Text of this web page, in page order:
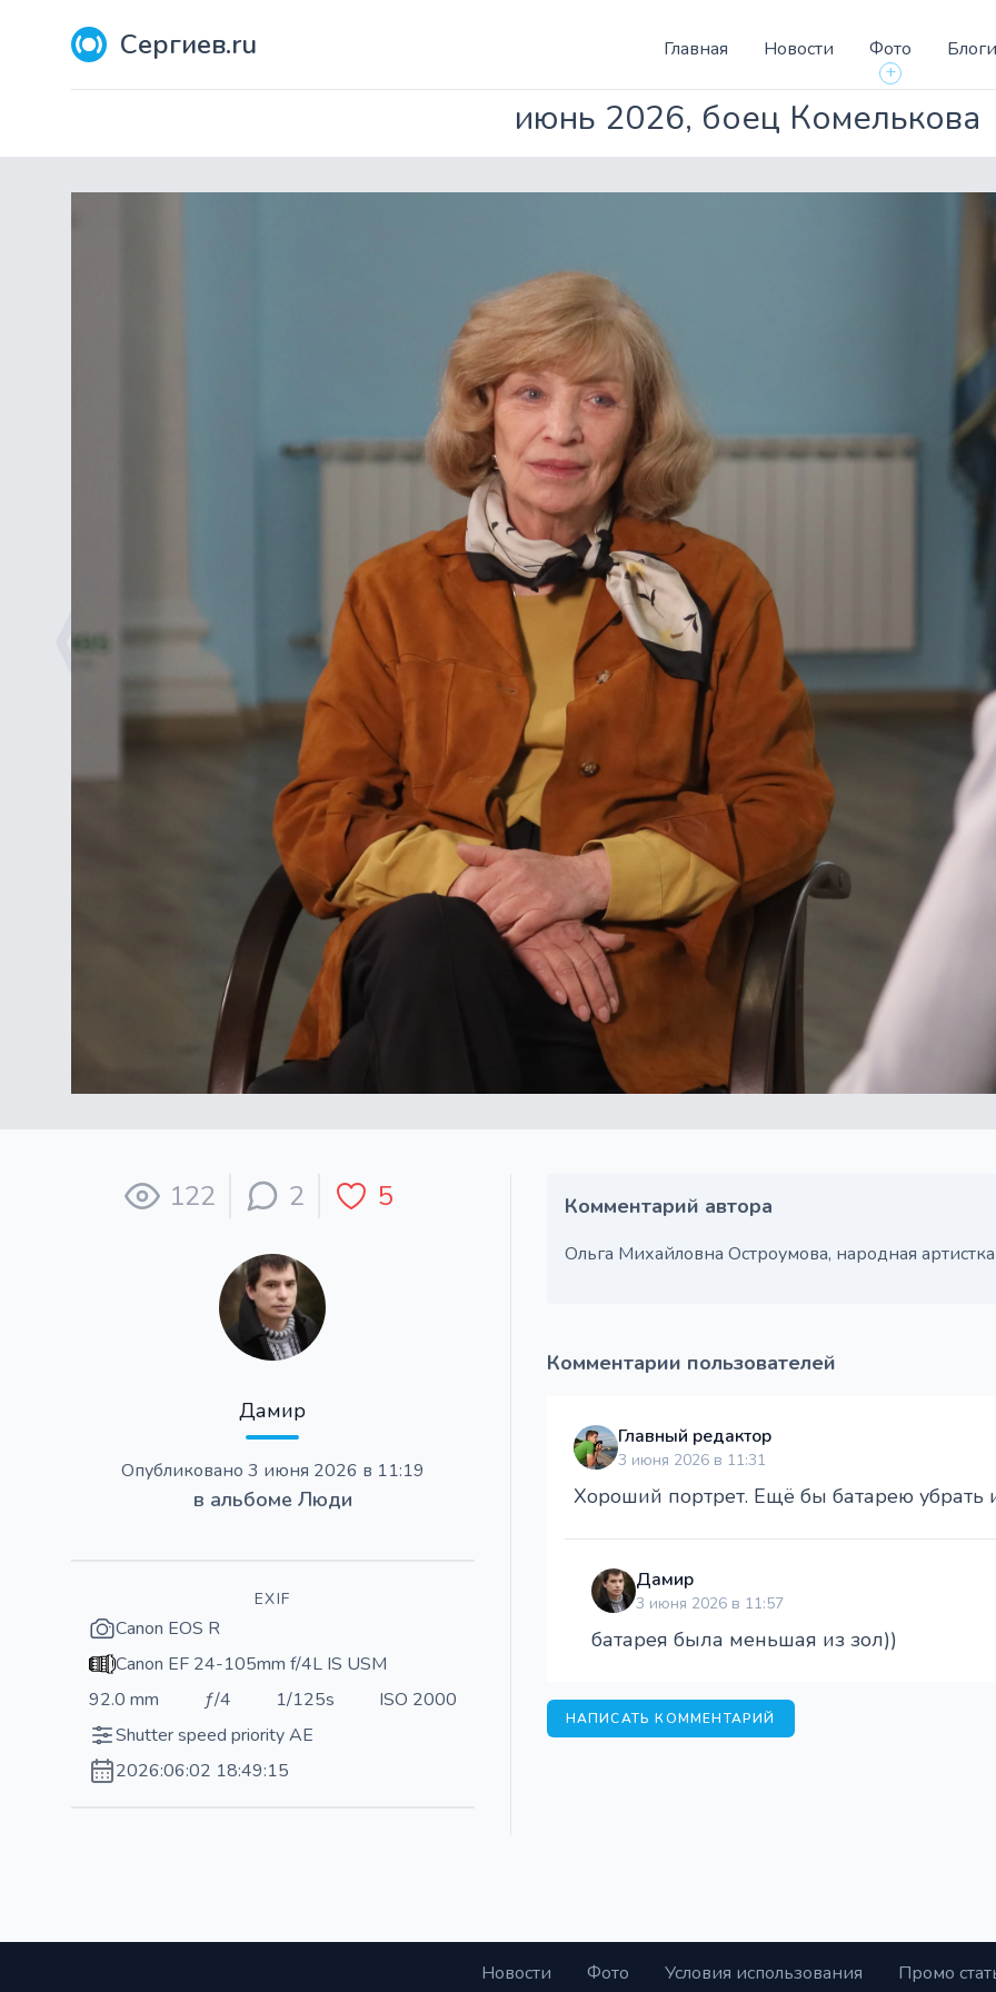
Сергиев.ru Главная Новости
Фото
+
Блоги
июнь 2026, боец Комелькова
122 2 5
Дамир
Опубликовано 3 июня 2026 в 11:19
в альбоме Люди
EXIF
Canon EOS R
Canon EF 24-105mm f/4L IS USM
92.0 mm
ƒ/4 1/125s
ISO 2000
Shutter speed priority AE
2026:06:02 18:49:15
Комментарий автора
Ольга Михайловна Остроумова, народная
Комментарии пользователей
Главный редактор
3 июня 2026 в 11:31
Хороший портрет. Ещё бы батарею убрать
Дамир
3 июня 2026 в 11:57
батарея была меньшая из зол))
НАПИСАТЬ КОММЕНТАРИЙ
Новости Фото Условия использования Промо